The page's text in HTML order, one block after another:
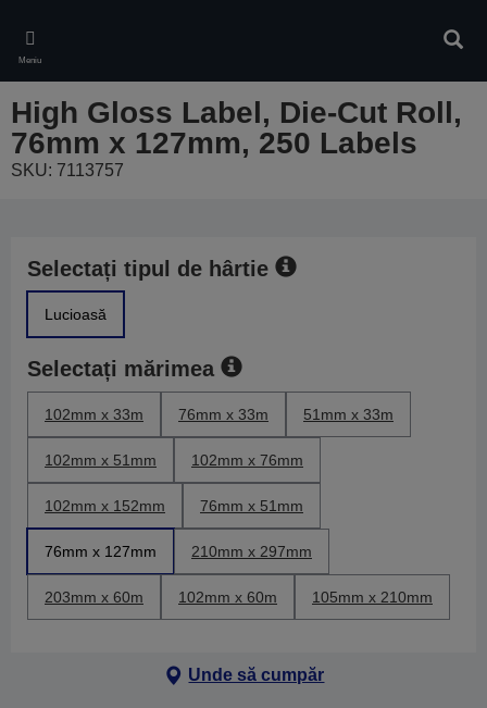
main
content
Meniu
High Gloss Label, Die-Cut Roll,
76mm x 127mm, 250 Labels
SKU: 7113757
Selectați tipul de hârtie
Lucioasă
Selectați mărimea
102mm x 33m 76mm x 33m 51mm x 33m
102mm x 51mm 102mm x 76mm
102mm x 152mm 76mm x 51mm
76mm x 127mm 210mm x 297mm
203mm x 60m 102mm x 60m 105mm x 210mm
Unde să cumpăr